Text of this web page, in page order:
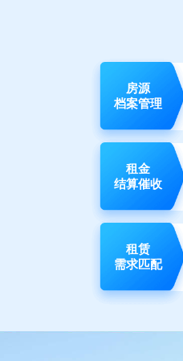
房源
档案管理
租金
结算催收
租赁
需求匹配